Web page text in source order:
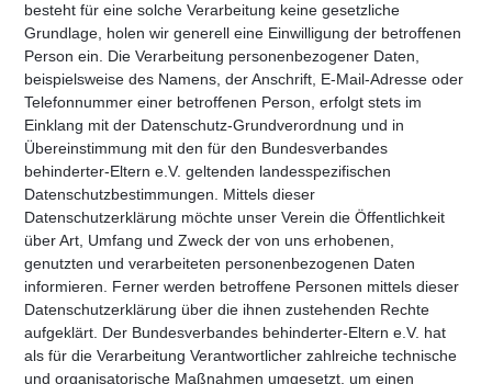
besteht für eine solche Verarbeitung keine gesetzliche
Grundlage, holen wir generell eine Einwilligung der betroffenen
Person ein. Die Verarbeitung personenbezogener Daten,
beispielsweise des Namens, der Anschrift, E-Mail-Adresse oder
Telefonnummer einer betroffenen Person, erfolgt stets im
Einklang mit der Datenschutz-Grundverordnung und in
Übereinstimmung mit den für den Bundesverbandes
behinderter-Eltern e.V. geltenden landesspezifischen
Datenschutzbestimmungen. Mittels dieser
Datenschutzerklärung möchte unser Verein die Öffentlichkeit
über Art, Umfang und Zweck der von uns erhobenen,
genutzten und verarbeiteten personenbezogenen Daten
informieren. Ferner werden betroffene Personen mittels dieser
Datenschutzerklärung über die ihnen zustehenden Rechte
aufgeklärt. Der Bundesverbandes behinderter-Eltern e.V. hat
als für die Verarbeitung Verantwortlicher zahlreiche technische
und organisatorische Maßnahmen umgesetzt, um einen